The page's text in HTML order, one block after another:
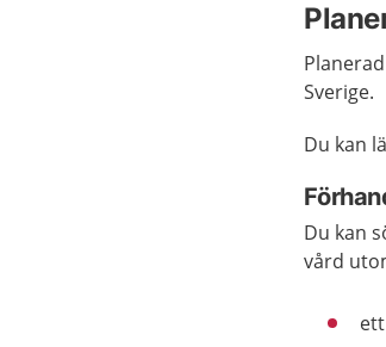
Sverige.
Du kan
Du kan
vård